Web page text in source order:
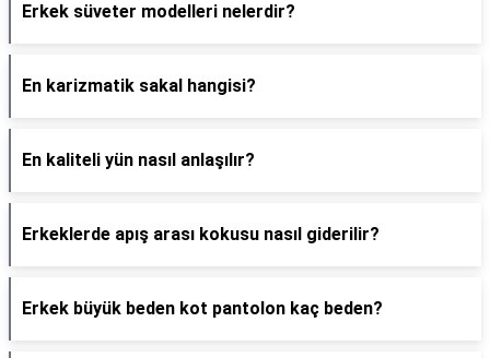
Erkek süveter modelleri nelerdir?
En karizmatik sakal hangisi?
En kaliteli yün nasıl anlaşılır?
Erkeklerde apış arası kokusu nasıl giderilir?
Erkek büyük beden kot pantolon kaç beden?